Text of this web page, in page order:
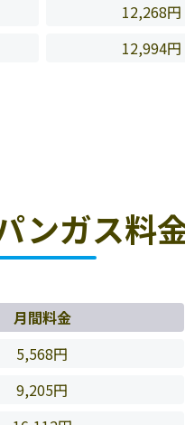
12,268円
12,994円
ンガス料
月間料金
5,568円
9,205円